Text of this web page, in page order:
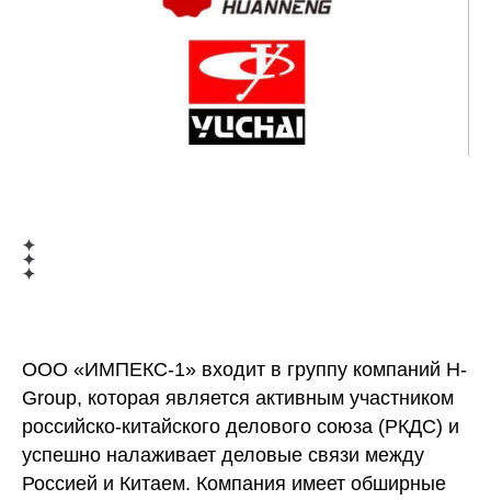
ООО «ИМПЕКС-1» входит в группу компаний H-
Group, которая является активным участником
российско-китайского делового союза (РКДС) и
успешно налаживает деловые связи между
Россией и Китаем. Компания имеет обширные